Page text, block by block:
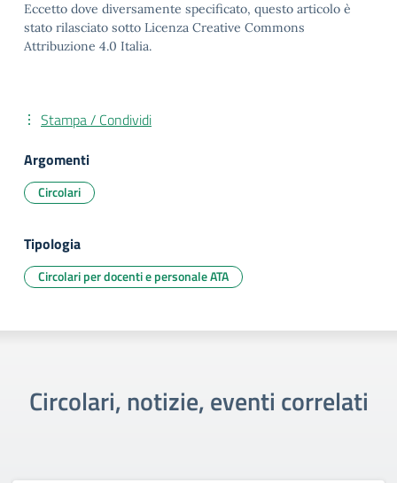
Eccetto dove diversamente specificato, questo articolo è
stato rilasciato sotto Licenza Creative Commons
Attribuzione 4.0 Italia.
Stampa / Condividi
Argomenti
Circolari
Tipologia
Circolari per docenti e personale ATA
Circolari, notizie, eventi correlati